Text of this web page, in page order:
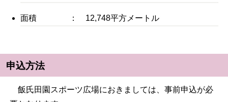
面積 ： 12,748平方メートル
申込方法
飯氏田園スポーツ広場におきましては、事前申込が必